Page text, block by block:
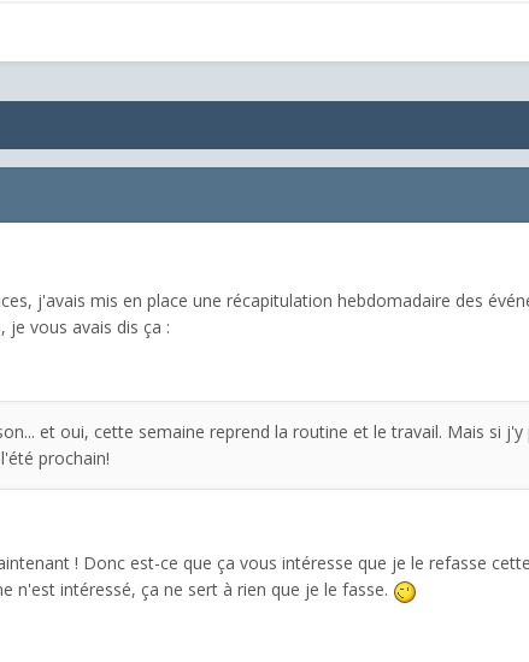
j'avais mis en place une récapitulation hebdomadaire des
je vous avais dis ça :
et oui, cette semaine reprend la routine et le travail. Mais si
prochain!
! Donc est-ce que ça vous intéresse que je le refasse
n'est intéressé, ça ne sert à rien que je le fasse.